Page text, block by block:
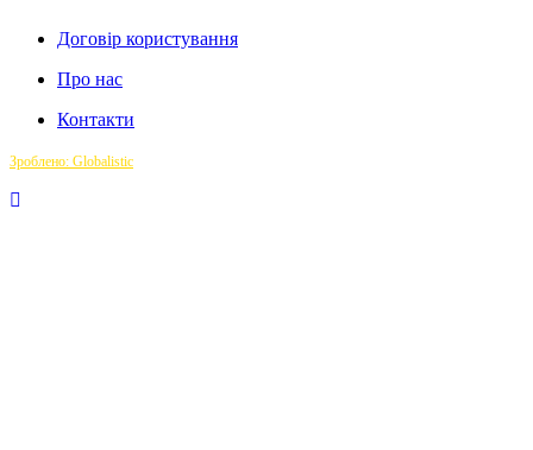
Договір користування
Про нас
Контакти
Зроблено: Globalistic